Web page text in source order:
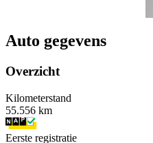
Auto gegevens
Overzicht
Kilometerstand
55.556 km
Eerste registratie